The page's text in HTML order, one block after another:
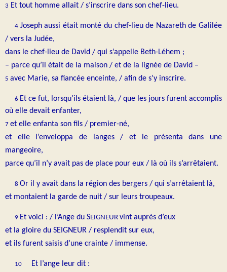
3 Et tout homme allait / s’inscrire dans son chef-lieu.
4 Joseph aussi était monté du chef-lieu de Nazareth de Galilée
/ vers la Judée,
dans le chef-lieu de David / qui s’appelle Beth-Léhem ;
– parce qu’il était de la maison / et de la lignée de David –
5 avec Marie, sa fiancée enceinte, / afin de s’y inscrire.
6 Et ce fut, lorsqu’ils étaient là, / que les jours furent accomplis
où elle devait enfanter,
7 et elle enfanta son fils / premier-né,
et elle l’enveloppa de langes / et le présenta dans une
mangeoire,
parce qu’il n’y avait pas de place pour eux / là où ils s’arrêtaient.
8 Or il y avait dans la région des bergers / qui s’arrêtaient là,
et montaient la garde de nuit / sur leurs troupeaux.
9 Et voici : / l’Ange du SEIGNEUR vint auprès d’eux
et la gloire du SEIGNEUR / resplendit sur eux,
et ils furent saisis d’une crainte / immense.
10
Et l’ange leur dit :